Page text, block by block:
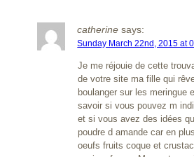
catherine says:
Sunday March 22nd, 2015 at
Je me réjouie de cette
de votre site ma fille qui
boulanger sur les meringue
savoir si vous pouvez m
et si vous avez des idées
poudre d amande car en
oeufs fruits coque et